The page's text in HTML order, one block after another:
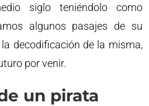
siglo teniéndolo como
algunos pasajes de su
decodificación de la misma,
por venir.
un pirata